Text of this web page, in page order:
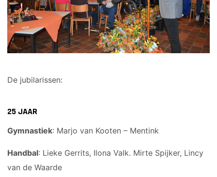
De jubilarissen:
25 JAAR
Gymnastiek: Marjo van Kooten – Mentink
Handbal: Lieke Gerrits, Ilona Valk. Mirte Spijker, Lincy
van de Waarde